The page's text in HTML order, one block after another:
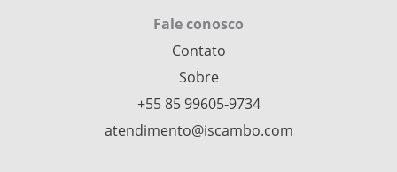
Fale conosco
Contato
Sobre
+55 85 99605‑9734
atendimento@iscambo.com